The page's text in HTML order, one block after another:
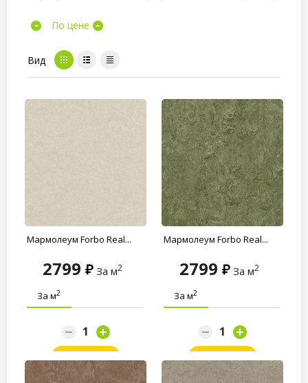
По цене
Вид
Мармолеум Forbo Real...
2799 За м2
За м2
Заказать
Мармолеум Forbo Real...
2799 За м2
За м2
Заказать